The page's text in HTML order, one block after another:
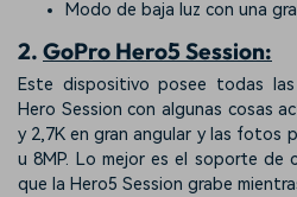
Modo de baja luz con una
2. GoPro Hero5 Session:
Este dispositivo posee todas
Hero Session con algunas cosas
y 2,7K en gran angular y las fotos
u 8MP. Lo mejor es el soporte de
que la Hero5 Session grabe